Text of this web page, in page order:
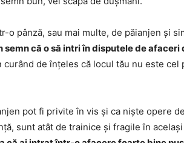
o pânză, sau mai multe, de păianjen și
semn că o să intri în disputele de
curând de înțeles că locul tău nu este
pot fi privite în vis și ca niște opere
sunt atât de trainice și fragile în